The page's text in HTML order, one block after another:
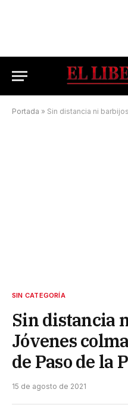
Portada » Sin distancia ni barbijos:
SIN CATEGORÍA
Sin distancia
Jóvenes
de Paso de la
15 de agosto de 2021